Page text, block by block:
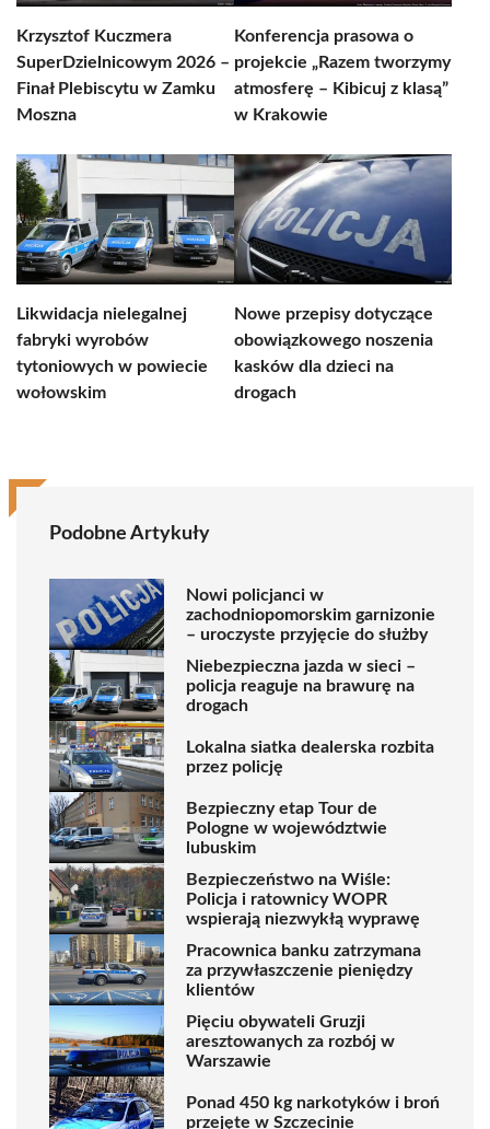
Krzysztof Kuczmera
SuperDzielnicowym 2026 –
Finał Plebiscytu w Zamku
Moszna
Konferencja prasowa o
projekcie „Razem tworzymy
atmosferę – Kibicuj z klasą”
w Krakowie
Likwidacja nielegalnej
fabryki wyrobów
tytoniowych w powiecie
wołowskim
Nowe przepisy dotyczące
obowiązkowego noszenia
kasków dla dzieci na
drogach
Podobne Artykuły
Nowi policjanci w
zachodniopomorskim garnizonie
– uroczyste przyjęcie do służby
Niebezpieczna jazda w sieci –
policja reaguje na brawurę na
drogach
Lokalna siatka dealerska rozbita
przez policję
Bezpieczny etap Tour de
Pologne w województwie
lubuskim
Bezpieczeństwo na Wiśle:
Policja i ratownicy WOPR
wspierają niezwykłą wyprawę
Pracownica banku zatrzymana
za przywłaszczenie pieniędzy
klientów
Pięciu obywateli Gruzji
aresztowanych za rozbój w
Warszawie
Ponad 450 kg narkotyków i broń
przejęte w Szczecinie